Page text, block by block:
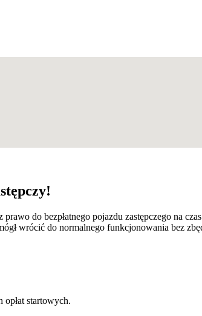
do bezpłatnego pojazdu zastępczego na
wrócić do normalnego funkcjonowania bez
startowych.